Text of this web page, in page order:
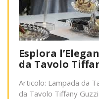
Esplora
da Tavolo
Articolo: Lampada da
da Tavolo Tiffany